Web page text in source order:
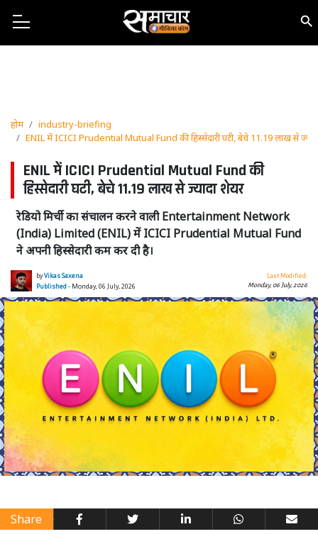
होम
industry-briefing
ENIL में ICICI Prudential Mutual Fund की हिस्सेदारी घटी, बेचे 11.19 लाख से
ENIL में ICICI Prudential Mutual Fund की
हिस्सेदारी घटी, बेचे 11.19 लाख से ज्यादा शेयर
रेडियो मिर्ची का संचालन करने वाली Entertainment Network
(India) Limited (ENIL) में ICICI Prudential Mutual Fund
ने अपनी हिस्सेदारी कम कर दी है।
byVikas Saxena
Published- Monday, 06 July, 2026
Last Modified:
Monday, 06 July, 2026
Share